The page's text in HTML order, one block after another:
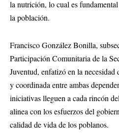
la nutrición, lo cual es
la población.
Francisco González Bonilla,
Participación Comunitaria de la
Juventud, enfatizó en la necesidad
y coordinada entre ambas
iniciativas lleguen a cada rincón
alinea con los esfuerzos del
calidad de vida de los poblanos.